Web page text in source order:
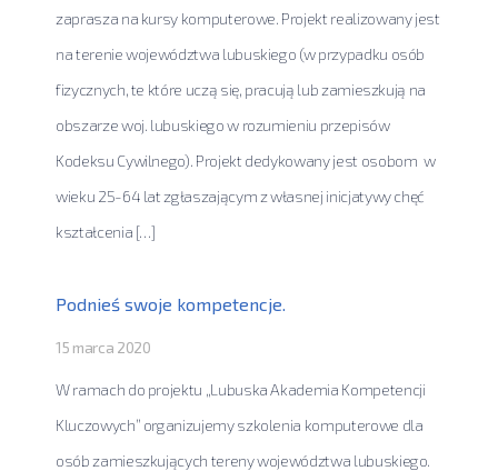
zaprasza na kursy komputerowe. Projekt realizowany jest
na terenie województwa lubuskiego (w przypadku osób
fizycznych, te które uczą się, pracują lub zamieszkują na
obszarze woj. lubuskiego w rozumieniu przepisów
Kodeksu Cywilnego). Projekt dedykowany jest osobom w
wieku 25-64 lat zgłaszającym z własnej inicjatywy chęć
kształcenia […]
Podnieś swoje kompetencje.
15 marca 2020
W ramach do projektu „Lubuska Akademia Kompetencji
Kluczowych” organizujemy szkolenia komputerowe dla
osób zamieszkujących tereny województwa lubuskiego.